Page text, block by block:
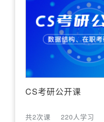
CS考研公开课
共2次课 220人学习